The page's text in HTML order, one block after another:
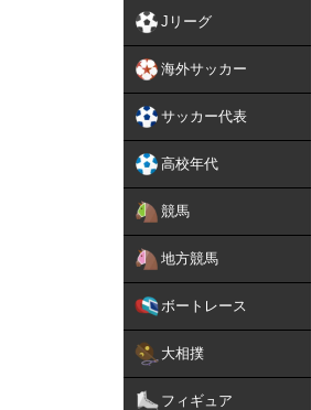
Jリーグ
海外サッカー
サッカー代表
高校年代
競馬
地方競馬
ボートレース
大相撲
フィギュア